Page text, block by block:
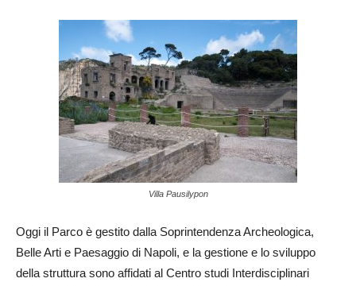
Villa Pausilypon
Oggi il Parco è gestito dalla Soprintendenza Archeologica,
Belle Arti e Paesaggio di Napoli, e la gestione e lo sviluppo
della struttura sono affidati al Centro studi Interdisciplinari